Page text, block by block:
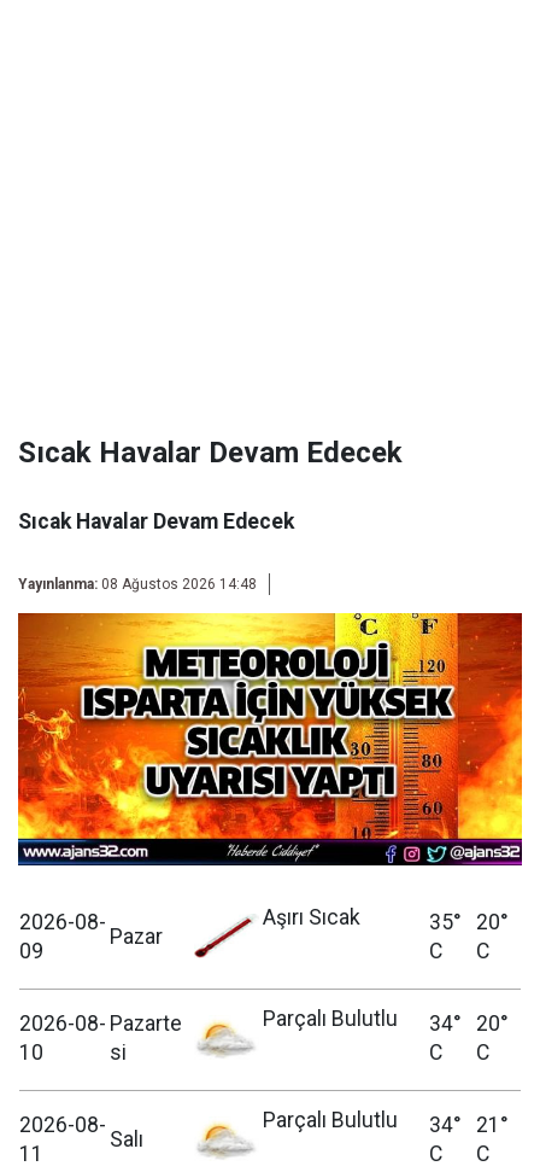
Sıcak Havalar Devam Edecek
Sıcak Havalar Devam Edecek
Yayınlanma: 08 Ağustos 2026 14:48
2026-08-
09
Pazar
Aşırı Sıcak
35°
C
20°
C
2026-08-
10
Pazarte
si
Parçalı Bulutlu
34°
C
20°
C
2026-08-
11
Salı
Parçalı Bulutlu
34°
C
21°
C